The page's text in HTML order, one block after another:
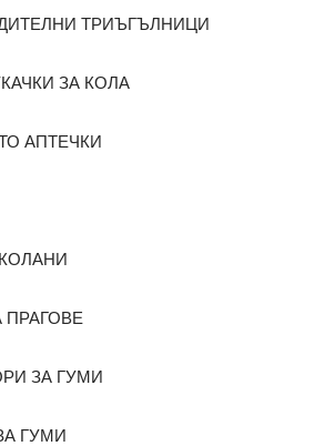
ТРИЪГЪЛНИЦИ
ЗА КОЛА
АПТЕЧКИ
ПРАГОВЕ
ЗА ГУМИ
ГУМИ